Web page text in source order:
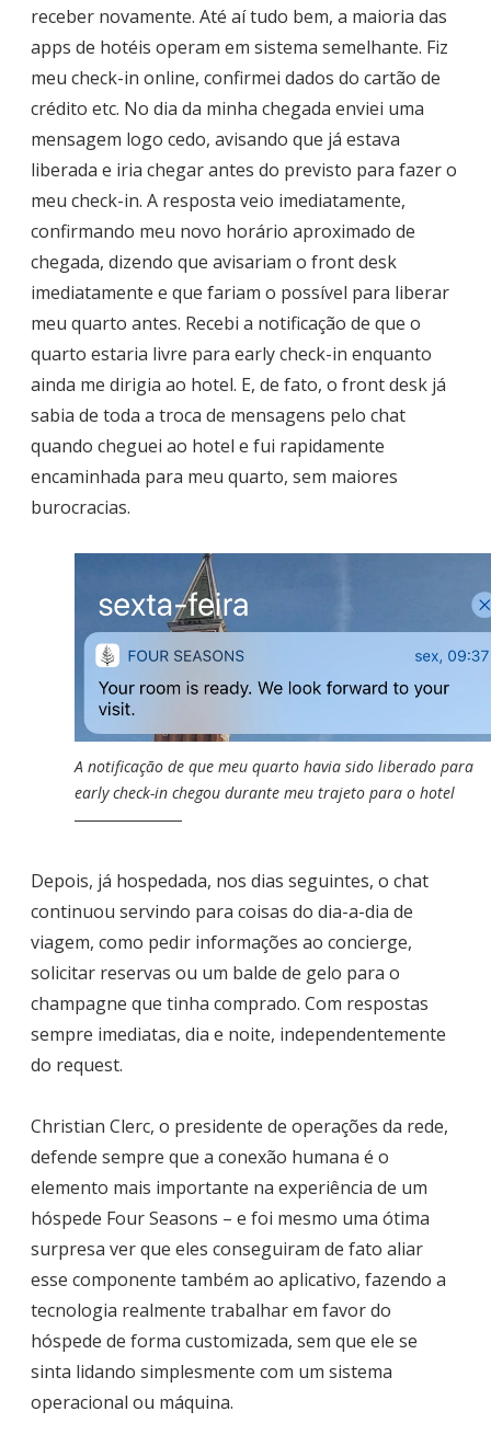
receber novamente. Até aí tudo bem, a maioria das
apps de hotéis operam em sistema semelhante. Fiz
meu check-in online, confirmei dados do cartão de
crédito etc. No dia da minha chegada enviei uma
mensagem logo cedo, avisando que já estava
liberada e iria chegar antes do previsto para fazer o
meu check-in. A resposta veio imediatamente,
confirmando meu novo horário aproximado de
chegada, dizendo que avisariam o front desk
imediatamente e que fariam o possível para liberar
meu quarto antes. Recebi a notificação de que o
quarto estaria livre para early check-in enquanto
ainda me dirigia ao hotel. E, de fato, o front desk já
sabia de toda a troca de mensagens pelo chat
quando cheguei ao hotel e fui rapidamente
encaminhada para meu quarto, sem maiores
burocracias.
A notificação de que meu quarto havia sido liberado para
early check-in chegou durante meu trajeto para o hotel
Depois, já hospedada, nos dias seguintes, o chat
continuou servindo para coisas do dia-a-dia de
viagem, como pedir informações ao concierge,
solicitar reservas ou um balde de gelo para o
champagne que tinha comprado. Com respostas
sempre imediatas, dia e noite, independentemente
do request.
Christian Clerc, o presidente de operações da rede,
defende sempre que a conexão humana é o
elemento mais importante na experiência de um
hóspede Four Seasons – e foi mesmo uma ótima
surpresa ver que eles conseguiram de fato aliar
esse componente também ao aplicativo, fazendo a
tecnologia realmente trabalhar em favor do
hóspede de forma customizada, sem que ele se
sinta lidando simplesmente com um sistema
operacional ou máquina.